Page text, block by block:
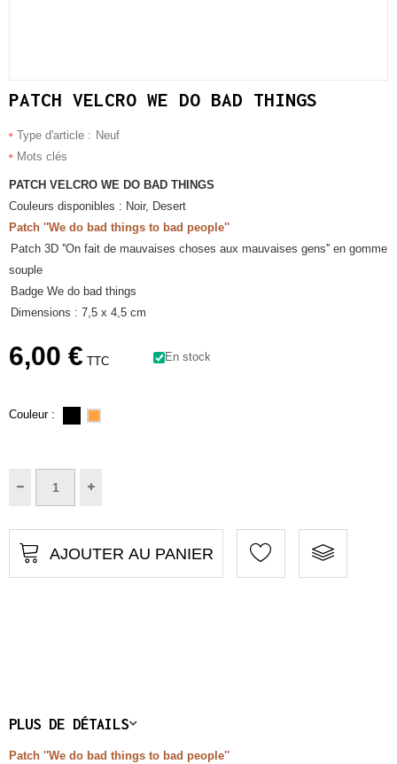
PATCH VELCRO WE DO BAD THINGS
Type d'article : Neuf
Mots clés
PATCH VELCRO WE DO BAD THINGS
Couleurs disponibles : Noir, Desert
Patch ''We do bad things to bad people''
Patch 3D ''On fait de mauvaises choses aux mauvaises gens'' en gomme
souple
Badge We do bad things
Dimensions : 7,5 x 4,5 cm
6,00 € TTC En stock
Couleur :
AJOUTER AU PANIER
PLUS DE DÉTAILS
Patch ''We do bad things to bad people''